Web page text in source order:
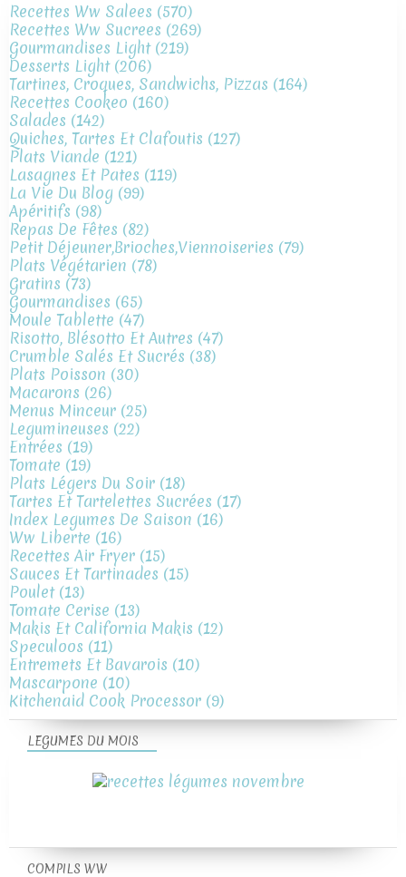
Recettes Ww Salees (570)
Recettes Ww Sucrees (269)
Gourmandises Light(219)
Desserts Light(206)
Tartines, Croques, Sandwichs, Pizzas (164)
Recettes Cookeo (160)
Salades (142)
Quiches, Tartes Et Clafoutis (127)
Plats Viande (121)
Lasagnes Et Pates (119)
La Vie Du Blog (99)
Apéritifs (98)
Repas De Fêtes (82)
Petit Déjeuner,brioches,viennoiseries (79)
Plats Végétarien (78)
Gratins (73)
Gourmandises (65)
Moule Tablette (47)
Risotto, Blésotto Et Autres (47)
Crumble Salés Et Sucrés (38)
Plats Poisson (30)
Macarons (26)
Menus Minceur (25)
Legumineuses (22)
Entrées (19)
Tomate (19)
Plats Légers Du Soir (18)
Tartes Et Tartelettes Sucrées (17)
Index Legumes De Saison (16)
Ww Liberte (16)
Recettes Air Fryer (15)
Sauces Et Tartinades (15)
Poulet(13)
Tomate Cerise (13)
Makis Et California Makis (12)
Speculoos (11)
Entremets Et Bavarois (10)
Mascarpone (10)
Kitchenaid Cook Processor (9)
LEGUMES DU MOIS
COMPILS WW